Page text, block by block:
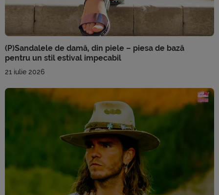
(P)Sandalele de damă, din piele – piesa de bază
pentru un stil estival impecabil
21 iulie 2026